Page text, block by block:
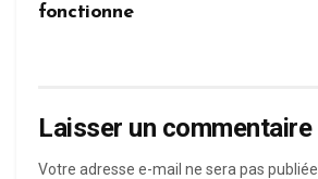
fonctionne
Laisser un commentaire
Votre adresse e-mail ne sera pas publiée.